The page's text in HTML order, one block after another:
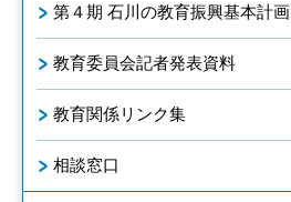
第４期 石川の教育振興基本計画
教育委員会記者発表資料
教育関係リンク集
相談窓口